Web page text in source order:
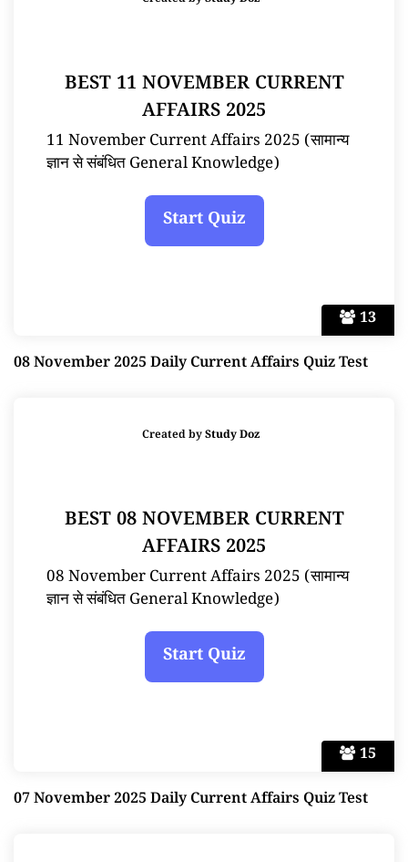
13
BEST 11 NOVEMBER CURRENT
AFFAIRS 2025
11 November Current Affairs 2025 (सामान्य
ज्ञान से संबंधित General Knowledge)
08 November 2025 Daily Current Affairs Quiz Test
15
Created byStudy Doz
BEST 08 NOVEMBER CURRENT
AFFAIRS 2025
08 November Current Affairs 2025 (सामान्य
ज्ञान से संबंधित General Knowledge)
07 November 2025 Daily Current Affairs Quiz Test